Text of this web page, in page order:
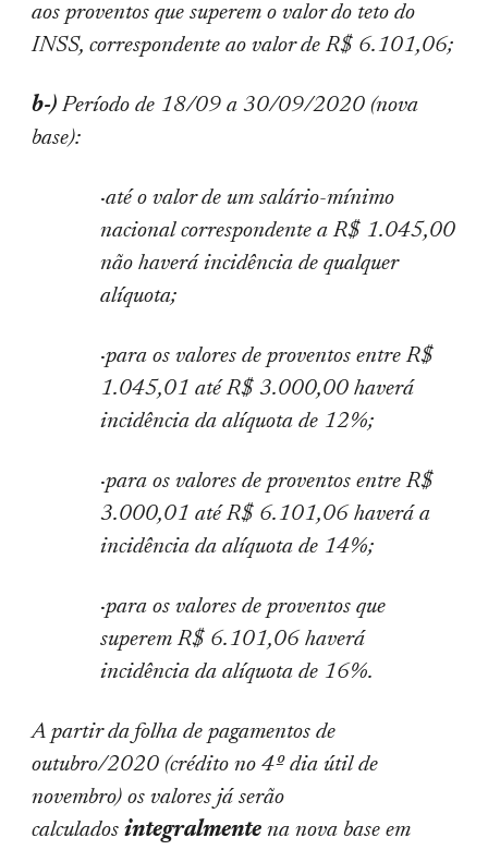
aos proventos que superem o valor do teto do
INSS, correspondente ao valor de R$ 6.101,06;
b-)Período de 18/09 a 30/09/2020 (nova
base):
·até o valor de um salário-mínimo
nacional correspondente a R$ 1.045,00
não haverá incidência de qualquer
alíquota;
·para os valores de proventos entre R$
1.045,01 até R$ 3.000,00 haverá
incidência da alíquota de 12%;
·para os valores de proventos entre R$
3.000,01 até R$ 6.101,06 haverá a
incidência da alíquota de 14%;
·para os valores de proventos que
superem R$ 6.101,06 haverá
incidência da alíquota de 16%.
A partir da folha de pagamentos de
outubro/2020 (crédito no 4º dia útil de
novembro) os valores já serão
calculadosintegralmente na nova base em